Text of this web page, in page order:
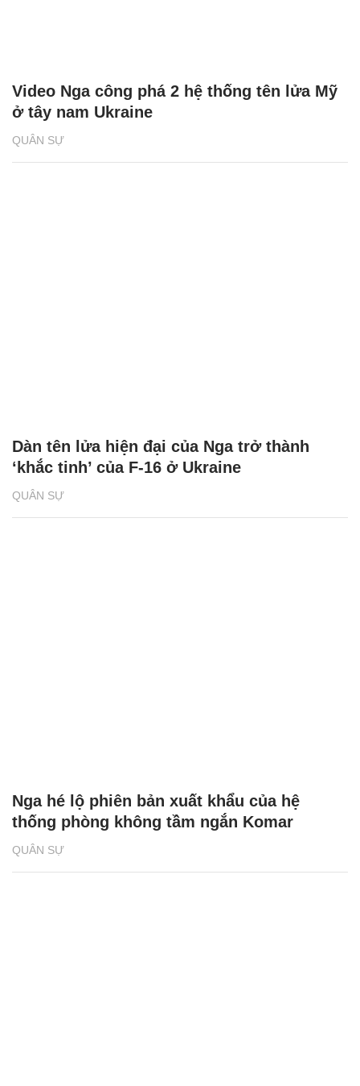
QUÂN SỰ
Video Nga công phá 2 hệ thống tên lửa Mỹ
ở tây nam Ukraine
QUÂN SỰ
Dàn tên lửa hiện đại của Nga trở thành
‘khắc tinh’ của F-16 ở Ukraine
QUÂN SỰ
Nga hé lộ phiên bản xuất khẩu của hệ
thống phòng không tầm ngắn Komar